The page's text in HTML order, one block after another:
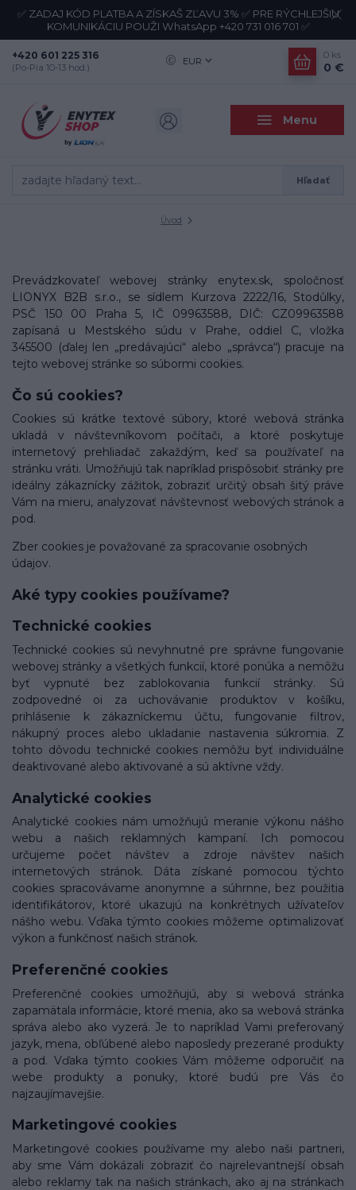
✅ ZADAJ KÓD PLATBA A ZÍSKAŠ ZĽAVU 3% ✅ PRE RÝCHLEJŠIU
KOMUNIKÁCIU POUŽI WhatsApp +420 731 016 701 ✅
Menu
EUR
Hľadať
+420 601 225 316
(Po-Pia 10-13 hod.)
0 ks
0 €
Úvod
Prevádzkovateľ webovej stránky enytex.sk, spoločnosť
LIONYX B2B s.r.o., se sídlem Kurzova 2222/16, Stodůlky,
PSČ 150 00 Praha 5, IČ 09963588, DIČ: CZ09963588
zapísaná u Mestského súdu v Prahe, oddiel C, vložka
345500 (ďalej len „predávajúci“ alebo „správca“) pracuje na
tejto webovej stránke so súbormi cookies.
Čo sú cookies?
Cookies sú krátke textové súbory, ktoré webová stránka
ukladá v návštevníkovom počítači, a ktoré poskytuje
internetový prehliadač zakaždým, keď sa používateľ na
stránku vráti. Umožňujú tak napríklad prispôsobiť stránky pre
ideálny zákaznícky zážitok, zobraziť určitý obsah šitý práve
Vám na mieru, analyzovať návštevnosť webových stránok a
pod.
Zber cookies je považované za spracovanie osobných
údajov.
Aké typy cookies používame?
Technické cookies
Technické cookies sú nevyhnutné pre správne fungovanie
webovej stránky a všetkých funkcií, ktoré ponúka a nemôžu
byť vypnuté bez zablokovania funkcií stránky. Sú
zodpovedné oi za uchovávanie produktov v košíku,
prihlásenie k zákazníckemu účtu, fungovanie filtrov,
nákupný proces alebo ukladanie nastavenia súkromia. Z
tohto dôvodu technické cookies nemôžu byť individuálne
deaktivované alebo aktivované a sú aktívne vždy.
Analytické cookies
Analytické cookies nám umožňujú meranie výkonu nášho
webu a našich reklamných kampaní. Ich pomocou
určujeme počet návštev a zdroje návštev našich
internetových stránok. Dáta získané pomocou týchto
cookies spracovávame anonymne a súhrnne, bez použitia
identifikátorov, ktoré ukazujú na konkrétnych užívateľov
nášho webu. Vďaka týmto cookies môžeme optimalizovať
výkon a funkčnosť našich stránok.
Preferenčné cookies
Preferenčné cookies umožňujú, aby si webová stránka
zapamätala informácie, ktoré menia, ako sa webová stránka
správa alebo ako vyzerá. Je to napríklad Vami preferovaný
jazyk, mena, obľúbené alebo naposledy prezerané produkty
a pod. Vďaka týmto cookies Vám môžeme odporučiť na
webe produkty a ponuky, ktoré budú pre Vás čo
najzaujímavejšie.
Marketingové cookies
Marketingové cookies používame my alebo naši partneri,
aby sme Vám dokázali zobraziť čo najrelevantnejší obsah
alebo reklamy tak na našich stránkach, ako aj na stránkach